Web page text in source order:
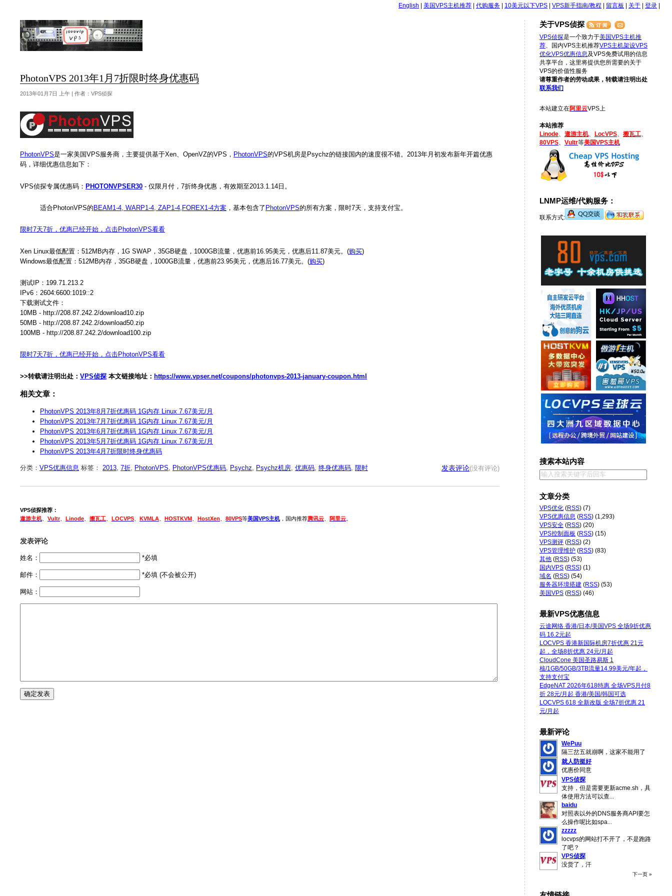
English 美国VPS主机推荐 代购服务 10美元以下VPS VPS新手指南/教程 留言板 关于 登录
PhotonVPS 2013年1月7折限时终身优惠码
2013年01月7日 上午 | 作者：VPS侦探
PhotonVPS是一家美国VPS服务商，主要提供基于Xen、OpenVZ的VPS， PhotonVPS的VPS机房是Psychz的链接国内的速度很不错。2013年月初发布新年开篇优惠
码，详细优惠信息如下：
VPS侦探专属优惠码： PHOTONVPSER30 - 仅限月付，7折终身优惠，有效期至2013.1.14日。
适合PhotonVPS的 BEAM1-4, WARP1-4, ZAP1-4,FOREX1-4方案 ，基本包含了 PhotonVPS的所有方案，限时7天，支持支付宝。
限时7天7折，优惠已经开始，点击PhotonVPS看看
Xen Linux最低配置：512MB内存，1G SWAP，35GB硬盘，1000GB流量，优惠前16.95美元，优惠后11.87美元。(购买)
Windows最低配置：512MB内存，35GB硬盘，1000GB流量，优惠前23.95美元，优惠后16.77美元。(购买)
测试IP：199.71.213.2
IPv6：2604:6600:1019::2
下载测试文件：
10MB - http://208.87.242.2/download10.zip
50MB - http://208.87.242.2/download50.zip
100MB - http://208.87.242.2/download100.zip
限时7天7折，优惠已经开始，点击PhotonVPS看看
>>转载请注明出处： VPS侦探 本文链接地址： https://www.vpser.net/coupons/photonvps-2013-january-coupon.html
相关文章：
PhotonVPS 2013年8月7折优惠码 1G内存 Linux 7.67美元/月
PhotonVPS 2013年7月7折优惠码 1G内存 Linux 7.67美元/月
PhotonVPS 2013年6月7折优惠码 1G内存 Linux 7.67美元/月
PhotonVPS 2013年5月7折优惠码 1G内存 Linux 7.67美元/月
PhotonVPS 2013年4月7折限时终身优惠码
发表评论(没有评论)
分类： VPS优惠信息 标签： 2013, 7折, PhotonVPS, PhotonVPS优惠码, Psychz, Psychz机房, 优惠码, 终身优惠码, 限时
VPS侦探推荐：
遨游主机
Vultr、 Linode 搬瓦工 LOCVPS KVMLA HOSTKVM HostXen 80VPS等美国VPS主机 ，国内推荐腾讯云 阿里云。
发表评论
姓名： *必填
邮件： *必填 (不会被公开)
网站：
关于VPS侦探
VPS侦探是一个致力于美国VPS主机推
荐 、国内VPS主机推荐VPS主机架设VPS
优化VPS优惠信息 及VPS免费试用的信息
共享平台，这里将提供您所需要的关于
VPS的价值性服务
请尊重作者的劳动成果，转载请注明出处
联系我们
本站建立在阿里云VPS上
本站推荐
Linode
遨游主机、 LocVPS 搬瓦工
80VPS
Vultr等美国VPS主机
LNMP运维/代购服务：
联系方式:
搜索本站内容
文章分类
VPS优化 (RSS) (7)
VPS优惠信息 (RSS) (1,293)
VPS安全 (RSS) (20)
VPS控制面板 (RSS) (15)
VPS测评 (RSS) (2)
VPS管理维护 (RSS) (83)
其他 (RSS) (53)
国内VPS (RSS) (1)
域名 (RSS) (54)
服务器环境搭建 (RSS) (53)
美国VPS (RSS) (46)
最新VPS优惠信息
云途网络 香港/日本/美国VPS 全场9折优惠
码 16.2元起
LOCVPS 香港新国际机房7折优惠 21元
起，全场8折优惠 24元/月起
CloudCone 美国圣路易斯 1
核/1GB/50GB/3TB流量14.99美元/年起，
支持支付宝
EdgeNAT 2026年618特惠 全场VPS月付8
折 28元/月起 香港/美国/韩国可选
LOCVPS 618 全新改版 全场7折优惠 21
元/月起
最新评论
WePuu
隔三岔五就崩啊，这家不能用了
就人防挺好
优惠价同意
VPS侦探
支持，但是需要更新acme.sh，具
体使用方法可以查
baidu
对照表以外的DNS服务商API要怎
么操作呢比如spa
zzzzz
locvps的网站打不开了，不是跑路
了吧？
VPS侦探
没货了，汗
下一页 »